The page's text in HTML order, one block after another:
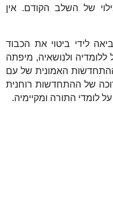
של השלב הקודם. אין
לידי ביטוי את הכבוד
ולנושאיה, מיפתה
האמונית של עם
של ההתחדשות רוחנית
התורה ומקיימיה.